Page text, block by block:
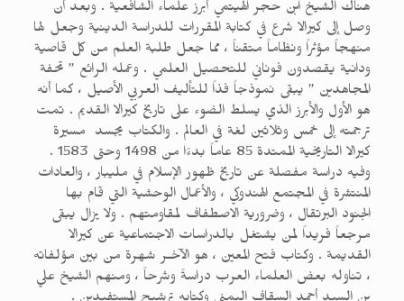
هناك الشيخ ابن حجر الهيتمي أبرز علماء الشافعية . وبعد أن
وصل إلى كيرالا شرع في كتابة المقررات للدراسة الدينية وجعل لها
منهجاً مؤثراً ونظاماً متقناً ، مما جعل طلبة العلم من كل قاصية
ودانية يقصدون فوناني للتحصيل العلمي . وعمله الرائع ” تحفة
المجاهدين ” يبقى نموذجاً فذاً للتأليف العربي الأصيل ، كما أنه
هو الأول والأبرز الذي يسلط الضوء على تاريخ كيرالا القديم . تمت
ترجمته إلى خمس وثلاثين لغة في العالم . والكتاب يجسد مسيرة
كيرالا التاريخية الممتدة 85 عاماً بدءًا من 1498 وحتى 1583 .
وفيه دراسة مفصلة عن تاريخ ظهور الإسلام في مليبار ، والعادات
المنتشرة في المجتمع الهندوكي ، والأعمال الوحشية التي قام بها
الجنود البرتقال ، وضرورية الاصطفاف لمقاومتهم . ولا يزال يبقى
مرجعاً فريداً لمن يشتغل بالدراسات الاجتماعية عن كيرالا
القديمة . وكتاب فتح المعين ، هو الآخـر شهرة من بين مؤلفاته
، تناوله بعض العلماء العرب دراسةً وشرحاً ، ومنهم الشيخ علي